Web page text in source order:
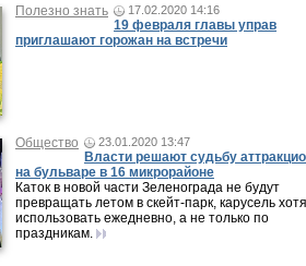
Полезно знать 17.02.2020 14:16
19 февраля главы управ
приглашают горожан на встречи
Общество 23.01.2020 13:47
Власти решают судьбу
на бульваре в 16 микрорайоне
Каток в новой части Зеленограда не будут
превращать летом в скейт-парк, карусель
использовать ежедневно, а не только по
праздникам.